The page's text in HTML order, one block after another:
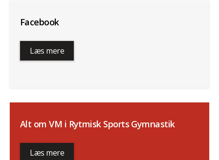
Facebook
Læs mere
Alt om VM i Rytmisk Sports Gymnastik
Læs mere